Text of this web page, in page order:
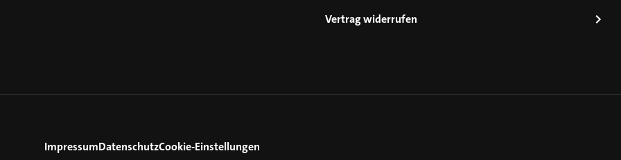
Vertrag widerrufen
ImpressumDatenschutzCookie-Einstellungen